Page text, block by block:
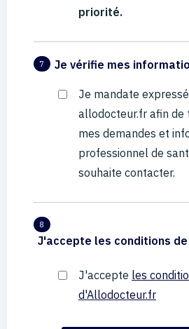
priorité.
7 Je vérifie mes
Je mandate
allodocteur.fr afin de
mes demandes et
professionnel de
souhaite contacter.
8
J'accepte les conditions
J'accepte les
d'Allodocteur.fr